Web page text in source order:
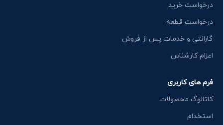
درخواست خرید
درخواست قطعه
گارانتی و خدمات پس از فروش
اعزام کارشناس
فرم های کاربری
کاتالوگ محصولات
استخدام